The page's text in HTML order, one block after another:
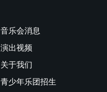
音乐会消息
演出视频
关于我们
青少年乐团招生